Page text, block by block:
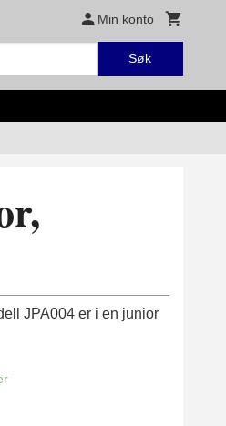
Min konto
Søk
JPA004 er i en junior